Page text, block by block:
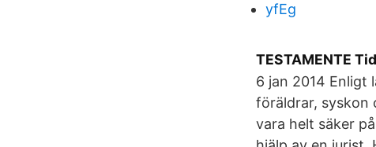
yfEg
TESTAMENTE
6 jan 2014 Enligt
föräldrar, syskon
vara helt säker